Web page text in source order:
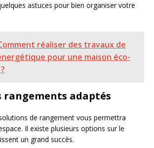
astuces pour bien organiser votre
réaliser des travaux de
pour une maison éco-
rangements adaptés
de rangement vous permettra
Il existe plusieurs options sur le
un grand succès.